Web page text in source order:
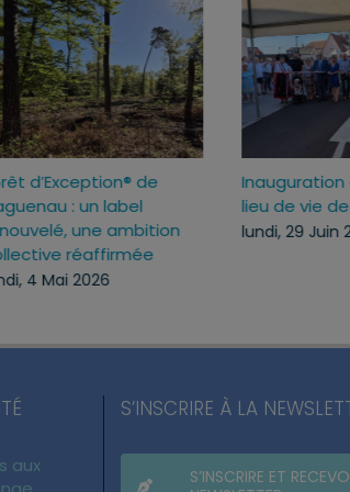
handicap à
: une soirée
les regards
Juin 2026
Forêt d’Exception®
Haguenau : un label
renouvelé, une
aux
S’INSCRIRE À LA
S’INSCRIRE ET